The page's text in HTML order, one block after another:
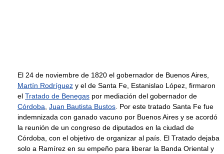
El 24 de noviembre de 1820 el gobernador de Buenos Aires,
Martín Rodríguez y el de Santa Fe, Estanislao López, firmaron
el Tratado de Benegas por mediación del gobernador de
Córdoba Juan Bautista Bustos . Por este tratado Santa Fe fue
indemnizada con ganado vacuno por Buenos Aires y se acordó
la reunión de un congreso de diputados en la ciudad de
Córdoba, con el objetivo de organizar al país. El Tratado dejaba
solo a Ramírez en su empeño para liberar la Banda Oriental y